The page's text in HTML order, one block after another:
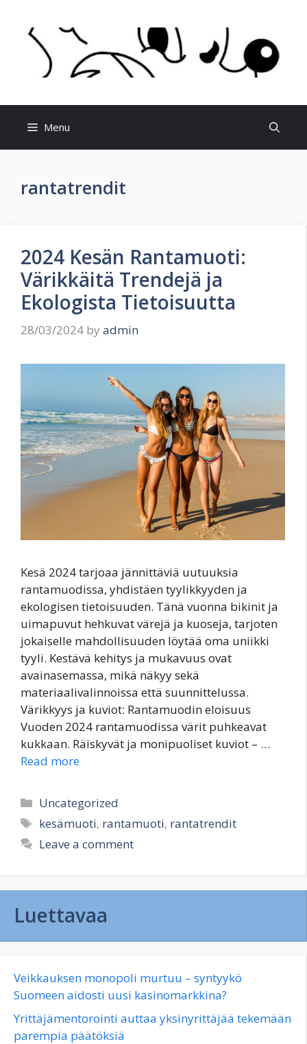
content
Menu
rantatrendit
2024 Kesän Rantamuoti:
Värikkäitä Trendejä ja
Ekologista Tietoisuutta
28/03/2024 by admin
Kesä 2024 tarjoaa jännittäviä uutuuksia
rantamuodissa, yhdistäen tyylikkyyden ja
ekologisen tietoisuuden. Tänä vuonna bikinit ja
uimapuvut hehkuvat värejä ja kuoseja, tarjoten
jokaiselle mahdollisuuden löytää oma uniikki
tyyli. Kestävä kehitys ja mukavuus ovat
avainasemassa, mikä näkyy sekä
materiaalivalinnoissa että suunnittelussa.
Värikkyys ja kuviot: Rantamuodin eloisuus
Vuoden 2024 rantamuodissa värit puhkeavat
kukkaan. Räiskyvät ja monipuoliset kuviot – …
Read more
Categories
Uncategorized
Tags
kesämuoti, rantamuoti, rantatrendit
Leave a comment
Luettavaa
Veikkauksen monopoli murtuu – syntyykö
Suomeen aidosti uusi kasinomarkkina?
Yrittäjämentorointi auttaa yksinyrittäjää tekemään
parempia päätöksiä